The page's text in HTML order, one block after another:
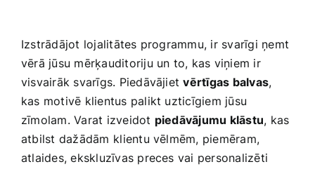
Izstrādājot lojalitātes programmu, ir svarīgi ņemt
vērā jūsu mērķauditoriju un to, kas viņiem ir
visvairāk svarīgs. Piedāvājietvērtīgas balvas,
kas motivē klientus palikt uzticīgiem jūsu
zīmolam. ‍Varat izveidot piedāvājumu klāstu, ⁤kas
atbilst dažādām ⁢klientu‌ vēlmēm, piemēram,
atlaides, ekskluzīvas preces vai personalizēti